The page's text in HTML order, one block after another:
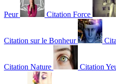
Peur Citation Force
Citation sur le Bonheur
Citation Nature Citation